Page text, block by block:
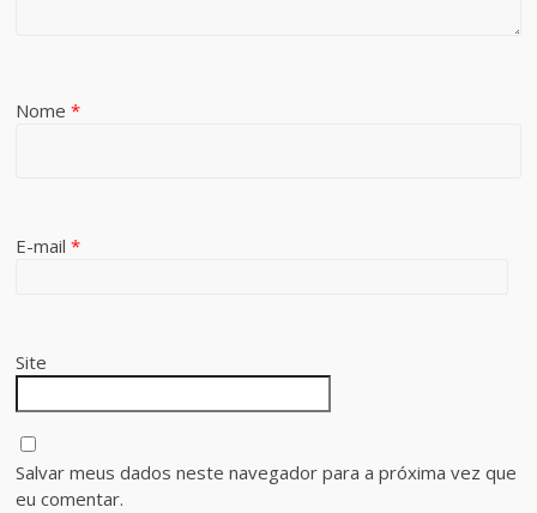
Nome*
E-mail*
Site
Salvar meus dados neste navegador para a próxima vez que
eu comentar.